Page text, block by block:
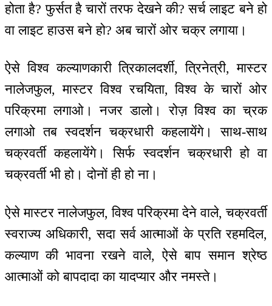
होता है? फुर्सत है चारों तरफ देखने की? सर्च लाइट बने हो
वा लाइट हाउस बने हो? अब चारों ओर चक्र लगाया।
ऐसे विश्व कल्याणकारी त्रिकालदर्शी, त्रिनेत्री, मास्टर
नालेजफुल, मास्टर विश्व रचयिता, विश्व के चारों ओर
परिक्रमा लगाओ। नजर डालो। रोज़ विश्व का च्रक
लगाओ तब स्वदर्शन चक्रधारी कहलायेंगे। साथ-साथ
चक्रवर्ती कहलायेंगे। सिर्फ स्वदर्शन चक्रधारी हो वा
चक्रवर्ती भी हो। दोनों ही हो ना।
ऐसे मास्टर नालेजफुल, विश्व परिक्रमा देने वाले, चक्रवर्ती
स्वराज्य अधिकारी, सदा सर्व आत्माओं के प्रति रहमदिल,
कल्याण की भावना रखने वाले, ऐसे बाप समान श्रेष्ठ
आत्माओं को बापदादा का यादप्यार और नमस्ते।